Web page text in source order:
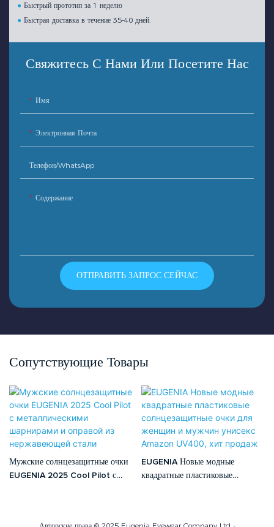
●Быстрый прототип за 1 неделю
●Быстрая доставка в течение 35-40 дней.
Свяжитесь С Нами Или Посетите Нас
Имя
Электронная Почта
Телефон/WhatsApp
Содержание
ОТПРАВИТЬ ЗАПРОС СЕЙЧАС
Сопутствующие Товары
Мужские солнцезащитные очки
EUGENIA 2025 Cool Pilot с
EUGENIA Новые модные
квадратные пластиковые
Авторские права © 2025 Eugenia Eyewear Company Ltd -